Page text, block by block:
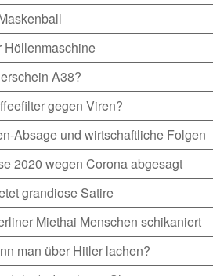
Höllenmaschine
A38?
gegen Viren?
Absage und wirtschaftliche Folgen
2020 wegen Corona abgesagt
grandiose Satire
Miethai Menschen schikaniert
man über Hitler lachen?